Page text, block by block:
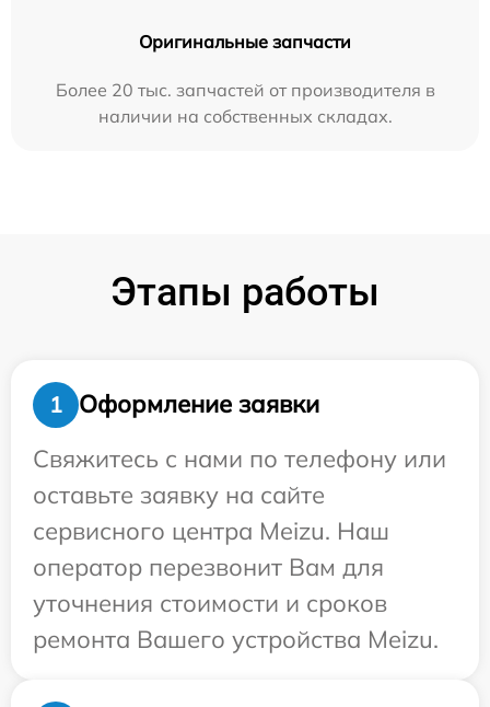
Оригинальные запчасти
Более 20 тыс. запчастей от производителя в
наличии на собственных складах.
Этапы работы
1
Оформление заявки
Свяжитесь с нами по телефону или
оставьте заявку на сайте
сервисного центра Meizu. Наш
оператор перезвонит Вам для
уточнения стоимости и сроков
ремонта Вашего устройства Meizu.